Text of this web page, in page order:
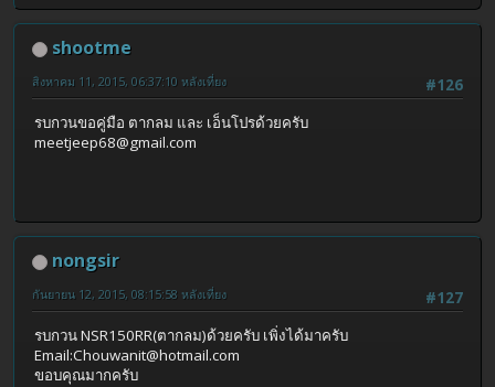
shootme
#126
สิงหาคม 11, 2015, 06:37:10 หลังเที่ยง
รบกวนขอคู่มือ ตากลม และ เอ็นโปรด้วยครับ
meetjeep68@gmail.com
nongsir
#127
กันยายน 12, 2015, 08:15:58 หลังเที่ยง
รบกวน NSR150RR(ตากลม)ด้วยครับ เพิ่งได้มาครับ
Email:Chouwanit@hotmail.com
ขอบคุณมากครับ